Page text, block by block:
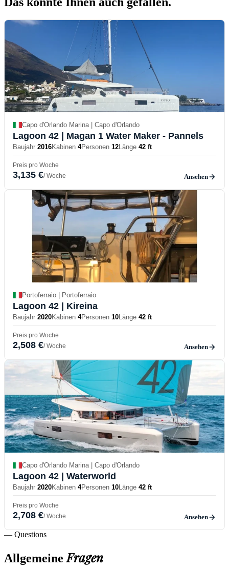
Capo d'Orlando Marina | Capo d'Orlando
Lagoon 42 | Magan 1 Water Maker - Pannels
Baujahr 2016Kabinen 4Personen 12Länge 42 ft
Preis pro Woche
3,135 €/ Woche Ansehen
Portoferraio | Portoferraio
Lagoon 42 | Kireina
Baujahr 2020Kabinen 4Personen 10Länge 42 ft
Preis pro Woche
2,508 €/ Woche Ansehen
Capo d'Orlando Marina | Capo d'Orlando
Lagoon 42 | Waterworld
Baujahr 2020Kabinen 4Personen 10Länge 42 ft
Preis pro Woche
2,708 €/ Woche Ansehen
— Questions
AllgemeineFragen